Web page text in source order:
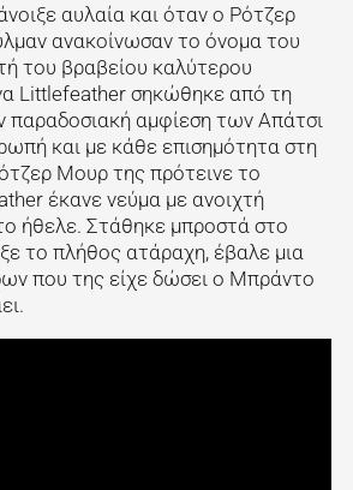
αυλαία και όταν ο Ρότζερ
ανακοίνωσαν το όνομα του
του βραβείου καλύτερου
Littlefeather σηκώθηκε από τη
παραδοσιακή αμφίεση των Απάτσι
και με κάθε επισημότητα στη
Μουρ της πρότεινε το
έκανε νεύμα με ανοιχτή
ήθελε. Στάθηκε μπροστά στο
το πλήθος ατάραχη, έβαλε μια
που της είχε δώσει ο Μπράντο